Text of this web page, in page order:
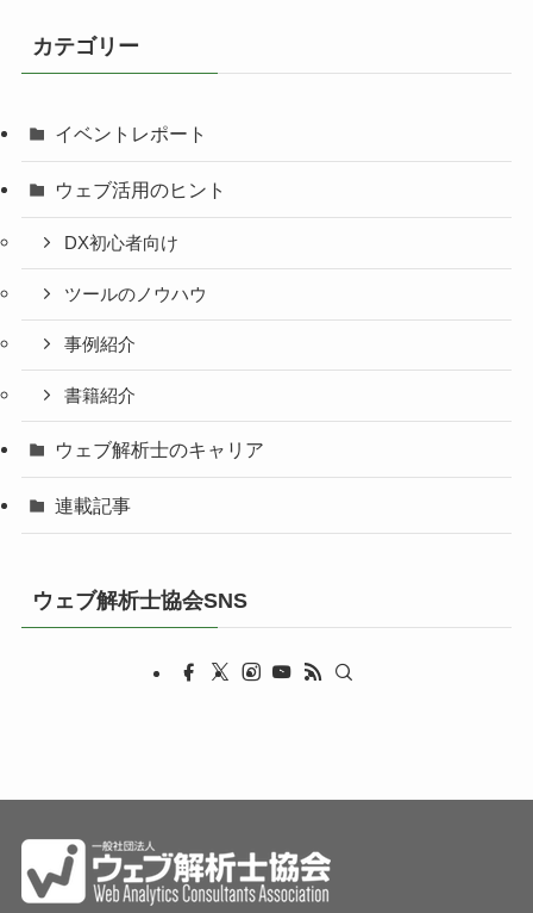
カテゴリー
イベントレポート
ウェブ活用のヒント
DX初心者向け
ツールのノウハウ
事例紹介
書籍紹介
ウェブ解析士のキャリア
連載記事
ウェブ解析士協会SNS